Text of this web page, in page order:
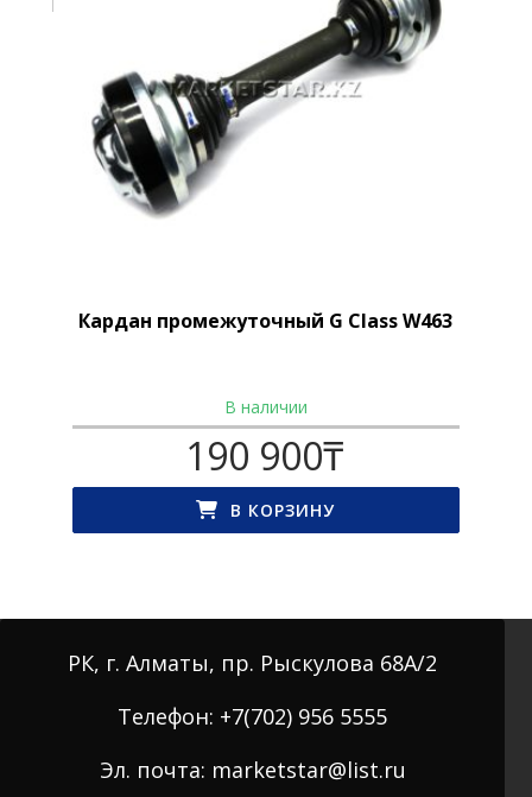
Кардан промежуточный G Class W463
В наличии
190 900₸
В КОРЗИНУ
РК, г. Алматы, пр. Рыскулова 68А/2
Телефон: +7(702) 956 5555
Эл. почта: marketstar@list.ru